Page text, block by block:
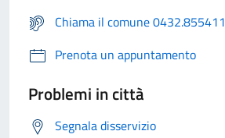
Chiama il comune 0432.855411
Prenota un appuntamento
Problemi in città
Segnala disservizio